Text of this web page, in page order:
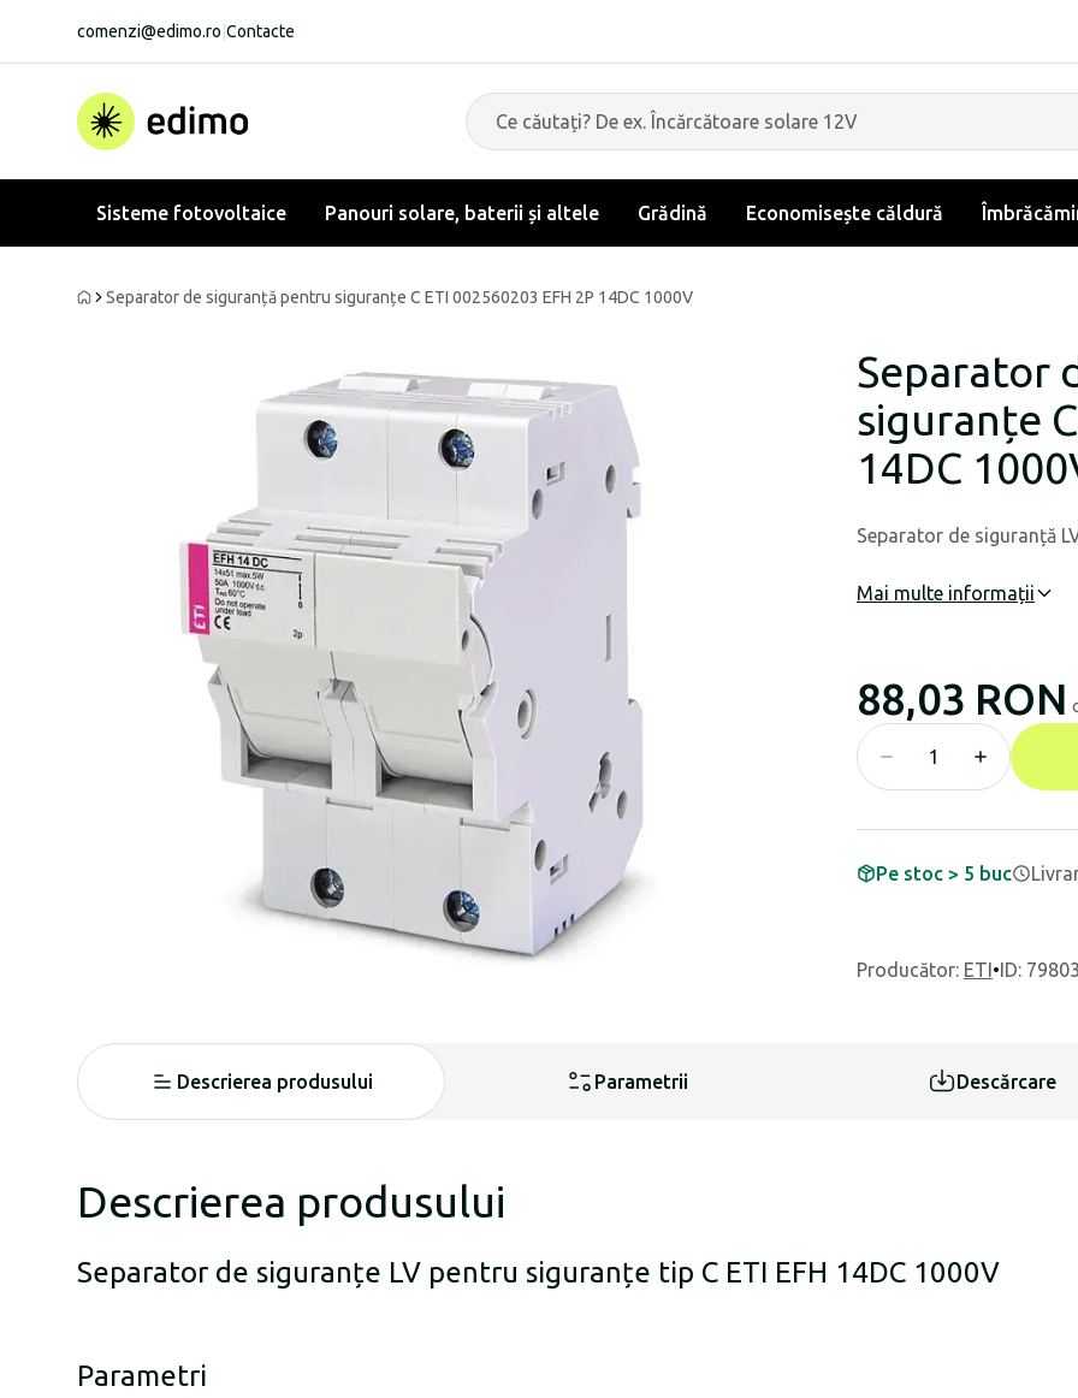
comenzi@edimo.ro Contacte
Sisteme fotovoltaice Panouri solare, baterii și altele Grădină Economisește căldură
Separator de siguranță pentru siguranțe C ETI 002560203 EFH 2P 14DC 1000V
Separator
siguranțe
14DC
Separator de siguranță
Mai multe informații
88,03 RON
Pe stoc > 5 buc
Producător: ETI•ID: 79803
Descrierea produsului Parametrii Descărcare
Descrierea produsului
Separator de siguranțe LV pentru siguranțe tip C ETI EFH 14DC 1000V
Parametri